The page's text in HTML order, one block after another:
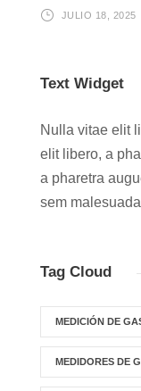
JULIO 18, 2025
Text Widget
Nulla vitae elit
elit libero, a
a pharetra
sem
Tag Cloud
MEDICIÓN DE
MEDIDORES DE